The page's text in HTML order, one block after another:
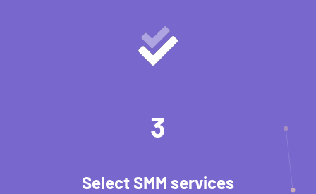
3
Select SMM services